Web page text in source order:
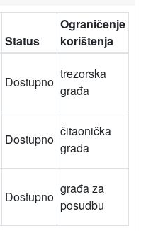
Status
Ograničenje
korištenja
Dostupno
trezorska
građa
Dostupno
čitaonička
građa
Dostupno
građa za
posudbu